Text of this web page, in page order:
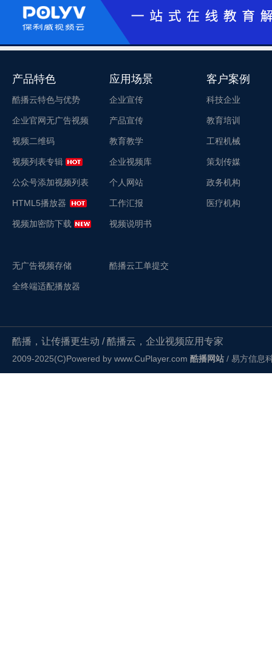
产品特色
酷播云特色与优势
企业官网无广告视频
视频二维码
视频列表专辑
公众号添加视频列表
HTML5播放器
视频加密防下载
无广告视频存储
全终端适配播放器
应用场景
企业宣传
产品宣传
教育教学
企业视频库
个人网站
工作汇报
视频说明书
酷播云工单提交
客户案例
科技企业
教育培训
工程机械
策划传媒
政务机构
医疗机构
酷播，让传播更生动 / 酷播云，企业视频应用专家
2009-2025(C)Powered by www.CuPlayer.com 酷播网站 / 易方信息